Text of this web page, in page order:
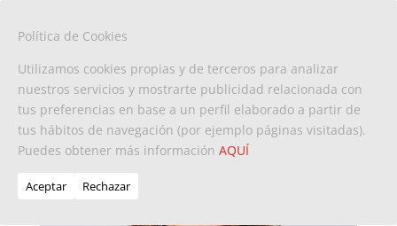
Política de Cookies
Utilizamos cookies propias y de terceros para analizar
nuestros servicios y mostrarte publicidad relacionada con
tus preferencias en base a un perfil elaborado a partir de
tus hábitos de navegación (por ejemplo páginas visitadas).
Puedes obtener más información AQUÍ
Aceptar Rechazar